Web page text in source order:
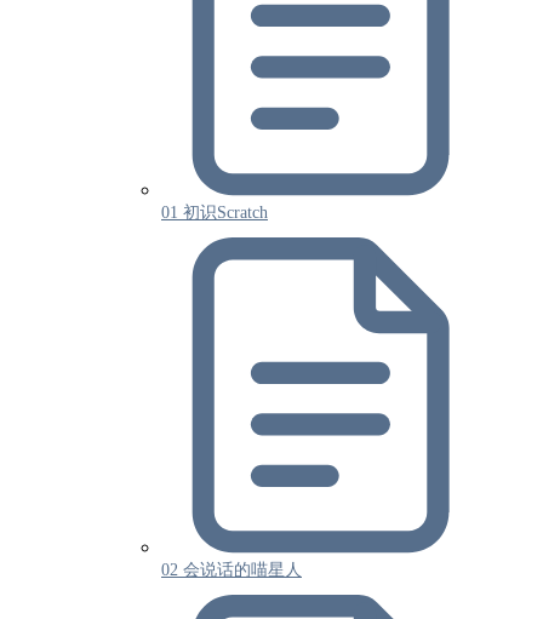
01 初识Scratch
02 会说话的喵星人